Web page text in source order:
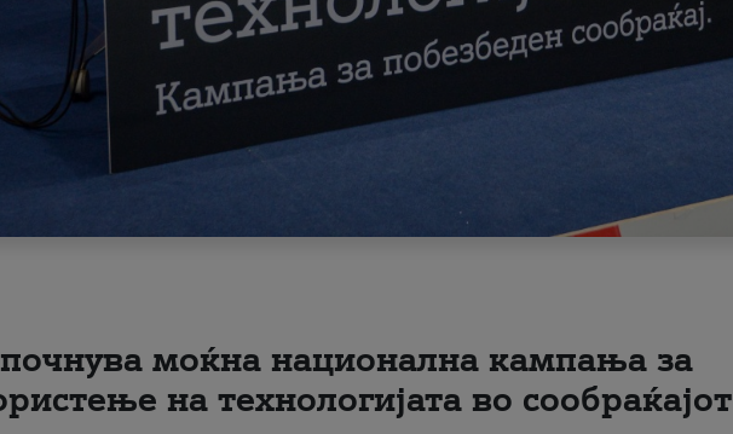
моќна национална кампања за
на технологијата во сообраќајот